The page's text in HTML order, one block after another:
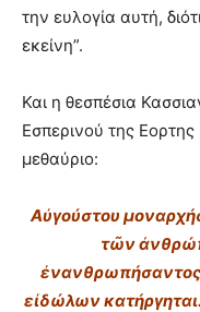
την ευλογία αυτή,
εκείνη”.
Και η θεσπέσια
Εσπερινού της
μεθαύριο:
Αὐγούστου
τῶν
ἐνανθρωπήσαντος
εἰδώλων κατήργηται.